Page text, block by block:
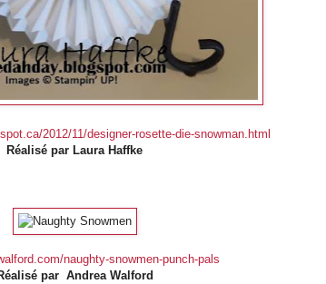
2012/11/designer-rosette-die-snowman.html
Réalisé par Laura Haffke
naughty-snowmen-punch-pals
par Andrea Walford